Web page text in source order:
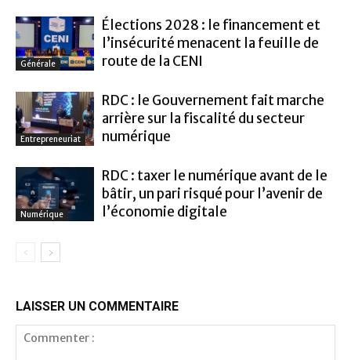
Générale
Élections 2028 : le financement et
l’insécurité menacent la feuille de
route de la CENI
Entrepreneuriat
RDC : le Gouvernement fait marche
arrière sur la fiscalité du secteur
numérique
Numérique
RDC : taxer le numérique avant de le
bâtir, un pari risqué pour l’avenir de
l’économie digitale
LAISSER UN COMMENTAIRE